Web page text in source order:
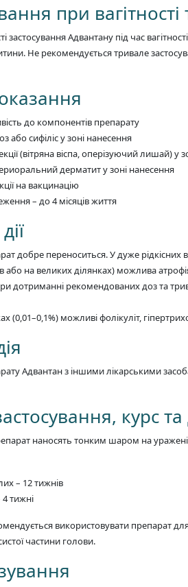
при
застосування Адвантану під час
Не рекомендується тривале
до компонентів препарату
або сифіліс у зоні нанесення
(вітряна віспа, оперізуючий лишай) у
дерматит у зоні нанесення
на вакцинацію
– до 4 місяців життя
добре переноситься. У дуже рідкісних
або на великих ділянках) можлива
дотриманні рекомендованих доз та
(0,01–0,1%) можливі фолікуліт,
Адвантан з іншими лікарськими
курс
наносять тонким шаром на уражені
– 12 тижнів
4 тижні
використовувати препарат
частини голови.